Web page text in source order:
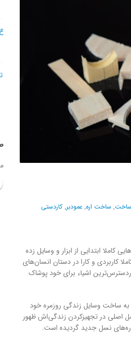
ساخت, ساخت اره, عمودبر, کاردستی
کاملا ابتدایی از ابزار و وسایل زده
کاربردی و کارا در دستان انسان‌های
اشیاء برای خود پوشاک
به ساخت وسایل زندگی روزمره خود
اصلی در تجهیزکردن زندگی‌اش ظهور
نسل جدید گردیده است.
مته چیست؟ راهنمای جامع انواع مته،
کاربردها و نکات خرید
اردیبهشت 29, 1404
آشنایی با انواع سه‌نظام دستگاه تراش
فروردین 31, 1404